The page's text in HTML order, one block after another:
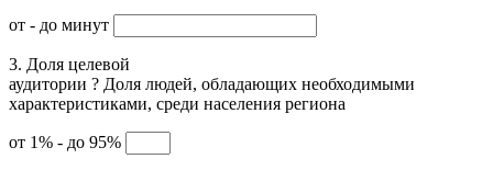
от - до минут
3. Доля целевой
аудитории ? Доля людей, обладающих необходимыми
характеристиками, среди населения региона
от 1% - до 95%